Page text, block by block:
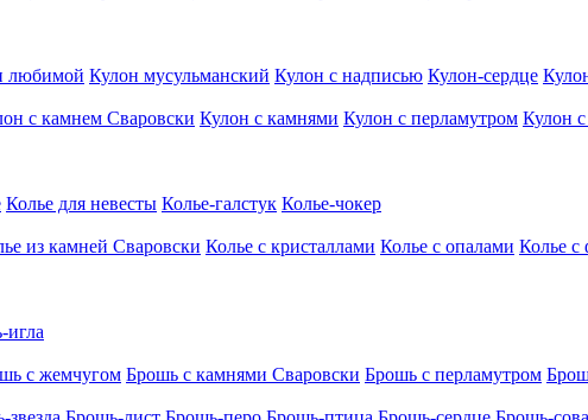
любимой Кулон мусульманский Кулон с надписью Кулон-сердце
с камнем Сваровски Кулон с камнями Кулон с перламутром Кулон
Колье для невесты Колье-галстук Колье-чокер
из камней Сваровски Колье с кристаллами Колье с опалами Колье с
игла
с жемчугом Брошь с камнями Сваровски Брошь с перламутром